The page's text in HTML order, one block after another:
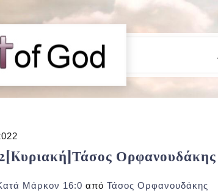
Μάρκον 16:0 από Τάσος Ορφανουδάκης